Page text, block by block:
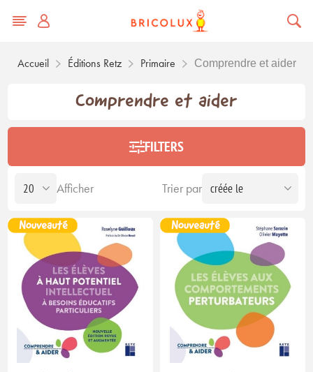
Accueil Éditions Retz Primaire Comprendre et aider
Comprendre et aider
FILTERS
Trier par
Afficher